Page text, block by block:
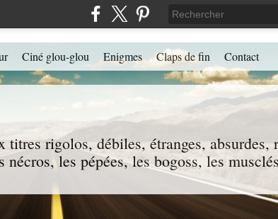
rigolos, débiles, étranges, absurdes,
les pépées, les bogoss, les
Ciné glou-glou Enigmes Claps de fin Contact